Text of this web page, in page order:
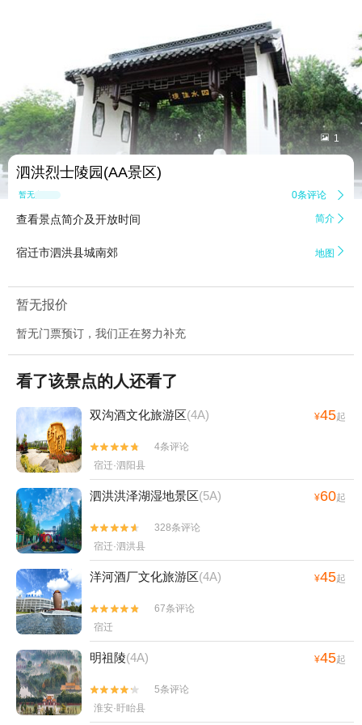
 1
泗洪烈士陵园(AA景区)
暂无点评 0条评论 
查看景点简介及开放时间 简介 
宿迁市泗洪县城南郊 地图 
暂无报价
暂无门票预订，我们正在努力补充
看了该景点的人还看了
双沟酒文化旅游区(4A) ¥45起


4条评论
宿迁·泗阳县
泗洪洪泽湖湿地景区(5A) ¥60起


328条评论
宿迁·泗洪县
洋河酒厂文化旅游区(4A) ¥45起


67条评论
宿迁
明祖陵(4A) ¥45起


5条评论
淮安·盱眙县